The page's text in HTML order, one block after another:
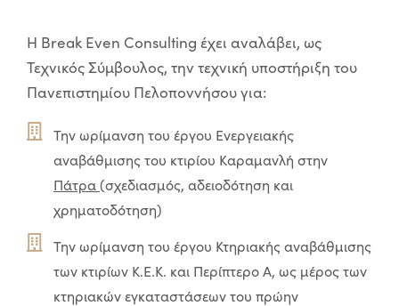
Η Break Even Consulting έχει αναλάβει, ως
Τεχνικός Σύμβουλος, την τεχνική υποστήριξη του
Πανεπιστημίου Πελοποννήσου για:
Την ωρίμανση του έργου Ενεργειακής
αναβάθμισης του κτιρίου Καραμανλή στην
Πάτρα(σχεδιασμός, αδειοδότηση και
χρηματοδότηση)
Την ωρίμανση του έργου Κτηριακής αναβάθμισης
των κτιρίων Κ.Ε.Κ. και Περίπτερο Α, ως μέρος των
κτηριακών εγκαταστάσεων του πρώην